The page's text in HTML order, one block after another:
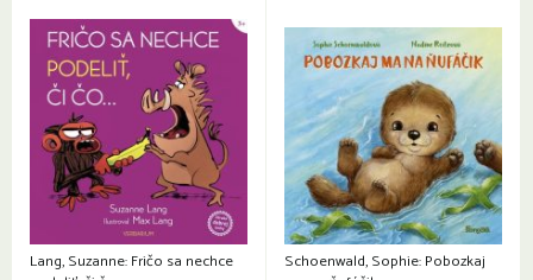
Lang, Suzanne: Fričo sa nechce
Schoenwald, Sophie: Pobozkaj